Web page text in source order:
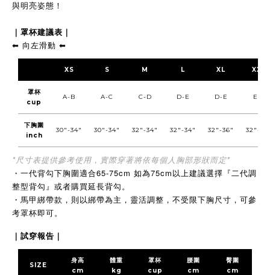
與明亮姿態！
｜ 罩杯建議表｜
⬅︎ 向左滑動 ⬅︎
XS S M L XL XXL
罩杯
cup
A-B A-C C-D D-E D-E E-F
下胸圍
inch
30"-34" 30"-34" 32"-34" 32"-34" 32"-36" 32"-
*尺寸表提供參考使用，實際穿著將依每個人胸部形狀而定*
・ 一代背勾下胸圍適合65-75cm 如為75cm以上建議選擇『二代調
整型背勾』或者購買延長背勾。
・ 馬甲綁帶款，則以綁帶為主，靈活調整，不受限下胸尺寸，可參
考罩杯即可。
｜試穿報告｜
SIZE
身高
cm
體重
kg
罩杯
cup
腰圍
cm
臀圍
cm